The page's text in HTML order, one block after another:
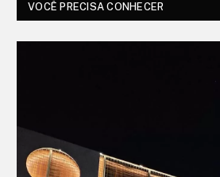
VOCÊ PRECISA CONHECER